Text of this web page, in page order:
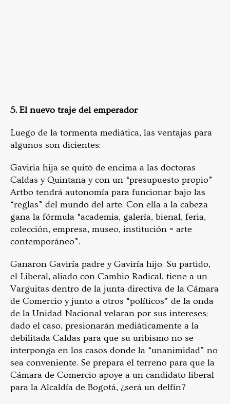
5. El nuevo traje del emperador
Luego de la tormenta mediática, las ventajas para
algunos son dicientes:
Gaviria hija se quitó de encima a las doctoras
Caldas y Quintana y con un “presupuesto propio”
Artbo tendrá autonomía para funcionar bajo las
“reglas” del mundo del arte. Con ella a la cabeza
gana la fórmula “academia, galería, bienal, feria,
colección, empresa, museo, institución = arte
contemporáneo”.
Ganaron Gaviría padre y Gaviría hijo. Su partido,
el Liberal, aliado con Cambio Radical, tiene a un
Varguitas dentro de la junta directiva de la Cámara
de Comercio y junto a otros “políticos” de la onda
de la Unidad Nacional velaran por sus intereses;
dado el caso, presionarán mediáticamente a la
debilitada Caldas para que su uribismo no se
interponga en los casos donde la “unanimidad” no
sea conveniente. Se prepara el terreno para que la
Cámara de Comercio apoye a un candidato liberal
para la Alcaldía de Bogotá, ¿será un delfín?